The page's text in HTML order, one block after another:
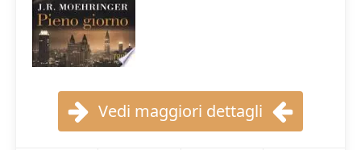
Vedi maggiori dettagli